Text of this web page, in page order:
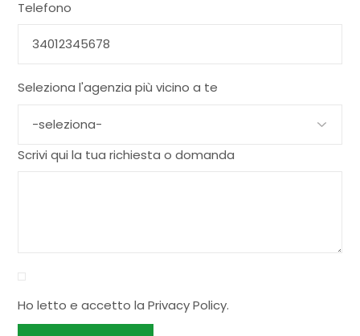
Telefono
Seleziona l'agenzia più vicino a te
Scrivi qui la tua richiesta o domanda
Ho letto e accetto laPrivacy Policy.